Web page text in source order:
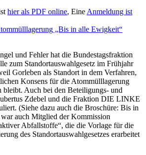
hier als PDF online, Eine Anmeldung ist
„Bis in alle Ewigkeit“
und Fehler hat die Bundestagsfraktion
zum Standortauswahlgesetz im Frühjahr
Gorleben als Standort in dem Verfahren,
Konsens für die Atommülllagerung
Auch bei den Beteiligungs- und
Zdebel und die Fraktion DIE LINKE
(Siehe dazu auch die Broschüre: Bis in
auch Mitglied der Kommission
Abfallstoffe“, die die Vorlage für die
des Standortauswahlgesetzes erarbeitet